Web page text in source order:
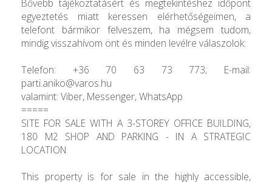
Bővebb tájékoztatásért és megtekintéshez időpont
egyeztetés miatt keressen elérhetőségeimen, a
telefont bármikor felveszem, ha mégsem tudom,
mindig visszahívom önt és minden levélre válaszolok:
Telefon: +36 70 63 73 773; E-mail:
parti.aniko@varos.hu
valamint: Viber, Messenger, WhatsApp
=====
SITE FOR SALE WITH A 3-STOREY OFFICE BUILDING,
180 M2 SHOP AND PARKING - IN A STRATEGIC
LOCATION
This property is for sale in the highly accessible,